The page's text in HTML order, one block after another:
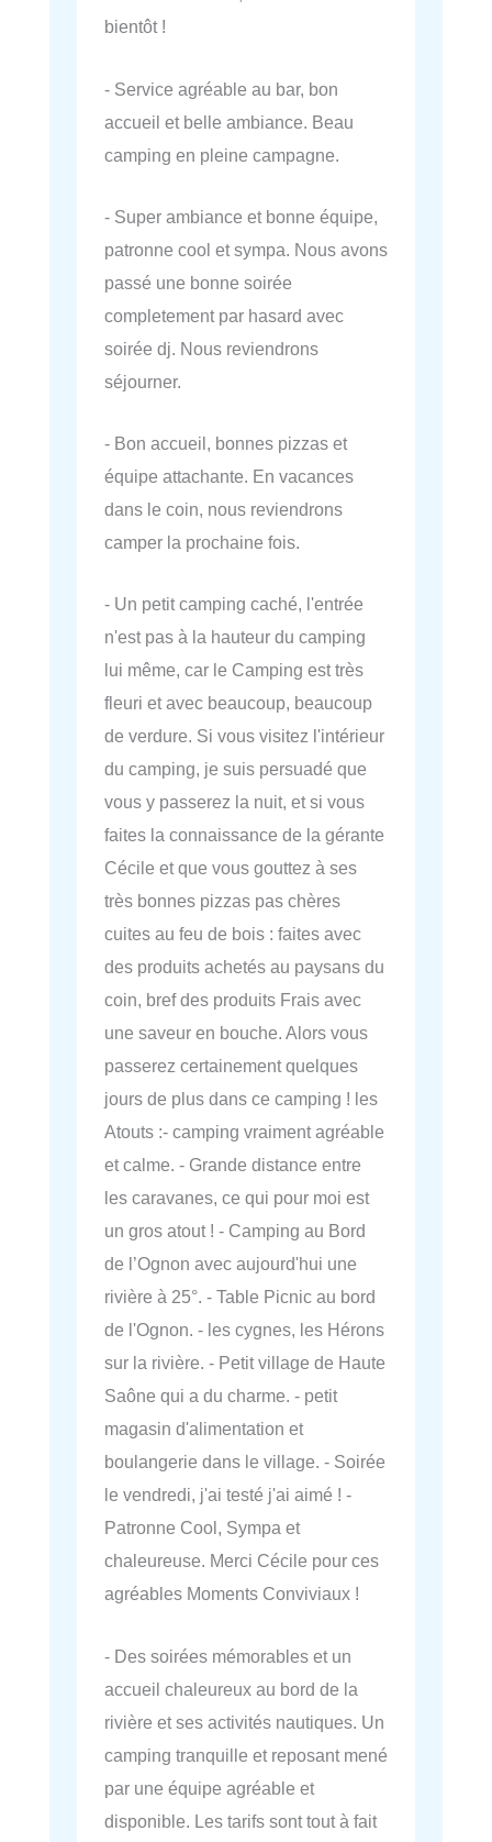
bientôt !
- Service agréable au bar, bon
accueil et belle ambiance. Beau
camping en pleine campagne.
- Super ambiance et bonne équipe,
patronne cool et sympa. Nous avons
passé une bonne soirée
completement par hasard avec
soirée dj. Nous reviendrons
séjourner.
- Bon accueil, bonnes pizzas et
équipe attachante. En vacances
dans le coin, nous reviendrons
camper la prochaine fois.
- Un petit camping caché, l'entrée
n'est pas à la hauteur du camping
lui même, car le Camping est très
fleuri et avec beaucoup, beaucoup
de verdure. Si vous visitez l'intérieur
du camping, je suis persuadé que
vous y passerez la nuit, et si vous
faites la connaissance de la gérante
Cécile et que vous gouttez à ses
très bonnes pizzas pas chères
cuites au feu de bois : faites avec
des produits achetés au paysans du
coin, bref des produits Frais avec
une saveur en bouche. Alors vous
passerez certainement quelques
jours de plus dans ce camping ! les
Atouts :- camping vraiment agréable
et calme. - Grande distance entre
les caravanes, ce qui pour moi est
un gros atout ! - Camping au Bord
de l’Ognon avec aujourd'hui une
rivière à 25°. - Table Picnic au bord
de l'Ognon. - les cygnes, les Hérons
sur la rivière. - Petit village de Haute
Saône qui a du charme. - petit
magasin d'alimentation et
boulangerie dans le village. - Soirée
le vendredi, j'ai testé j'ai aimé ! -
Patronne Cool, Sympa et
chaleureuse. Merci Cécile pour ces
agréables Moments Conviviaux !
- Des soirées mémorables et un
accueil chaleureux au bord de la
rivière et ses activités nautiques. Un
camping tranquille et reposant mené
par une équipe agréable et
disponible. Les tarifs sont tout à fait